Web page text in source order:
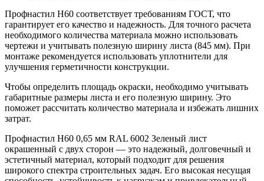
Профнастил Н60 соответствует требованиям ГОСТ, что
гарантирует его качество и надежность. Для точного расчета
необходимого количества материала можно использовать
чертежи и учитывать полезную ширину листа (845 мм). При
монтаже рекомендуется использовать уплотнители для
улучшения герметичности конструкции.
Чтобы определить площадь окраски, необходимо учитывать
габаритные размеры листа и его полезную ширину. Это
поможет рассчитать количество материала и избежать лишних
затрат.
Профнастил Н60 0,65 мм RAL 6002 Зеленый лист
окрашенный с двух сторон — это надежный, долговечный и
эстетичный материал, который подходит для решения
широкого спектра строительных задач. Его высокая несущая